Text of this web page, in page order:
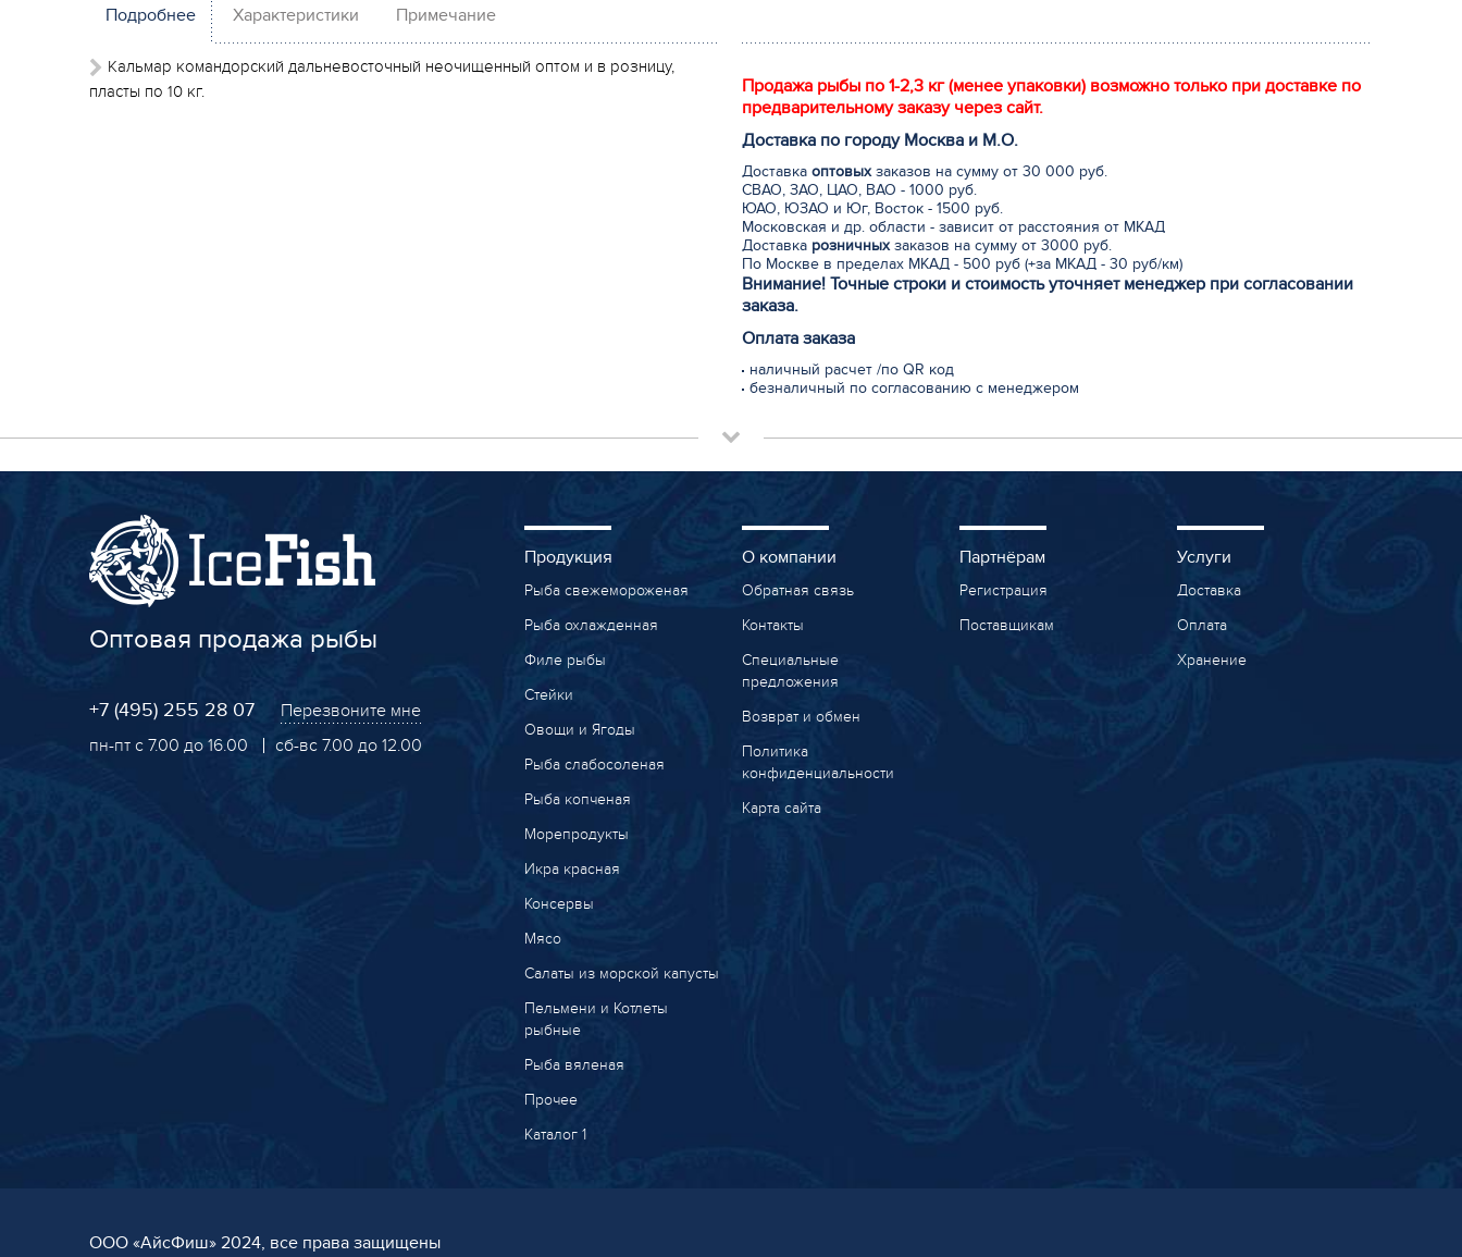
Подробнее Характеристики Примечание
Кальмар командорский дальневосточный неочищенный оптом и в розницу,
пласты по 10 кг.
Продажа рыбы по 1-2,3 кг (менее упаковки) возможно только при доставке по
предварительному заказу через сайт.
Доставка по городу Москва и М.О.
Доставка оптовыхзаказов на сумму от 30 000 руб.
СВАО, ЗАО, ЦАО, ВАО - 1000 руб.
ЮАО, ЮЗАО и Юг, Восток - 1500 руб.
Московская и др. области - зависит от расстояния от МКАД
Доставка розничныхзаказов на сумму от 3000 руб.
По Москве в пределах МКАД - 500 руб (+за МКАД - 30 руб/км)
Внимание! Точные строки и стоимость уточняет менеджер при согласовании
заказа.
Оплата заказа
наличный расчет /по QR код
безналичный по согласованию с менеджером
Оптовая продажа рыбы
+7 (495) 255 28 07
Перезвоните мне
пн-пт с 7.00 до 16.00
сб-вс 7.00 до 12.00
Продукция
Рыба свежемороженая
Рыба охлажденная
Филе рыбы
Стейки
Овощи и Ягоды
Рыба слабосоленая
Рыба копченая
Морепродукты
Икра красная
Консервы
Мясо
Салаты из морской капусты
Пельмени и Котлеты
рыбные
Рыба вяленая
Прочее
Каталог 1
О компании
Обратная связь
Контакты
Специальные
предложения
Возврат и обмен
Политика
конфиденциальности
Карта сайта
Партнёрам
Регистрация
Поставщикам
Услуги
Доставка
Оплата
Хранение
ООО «AйсФиш» 2024, все права защищены